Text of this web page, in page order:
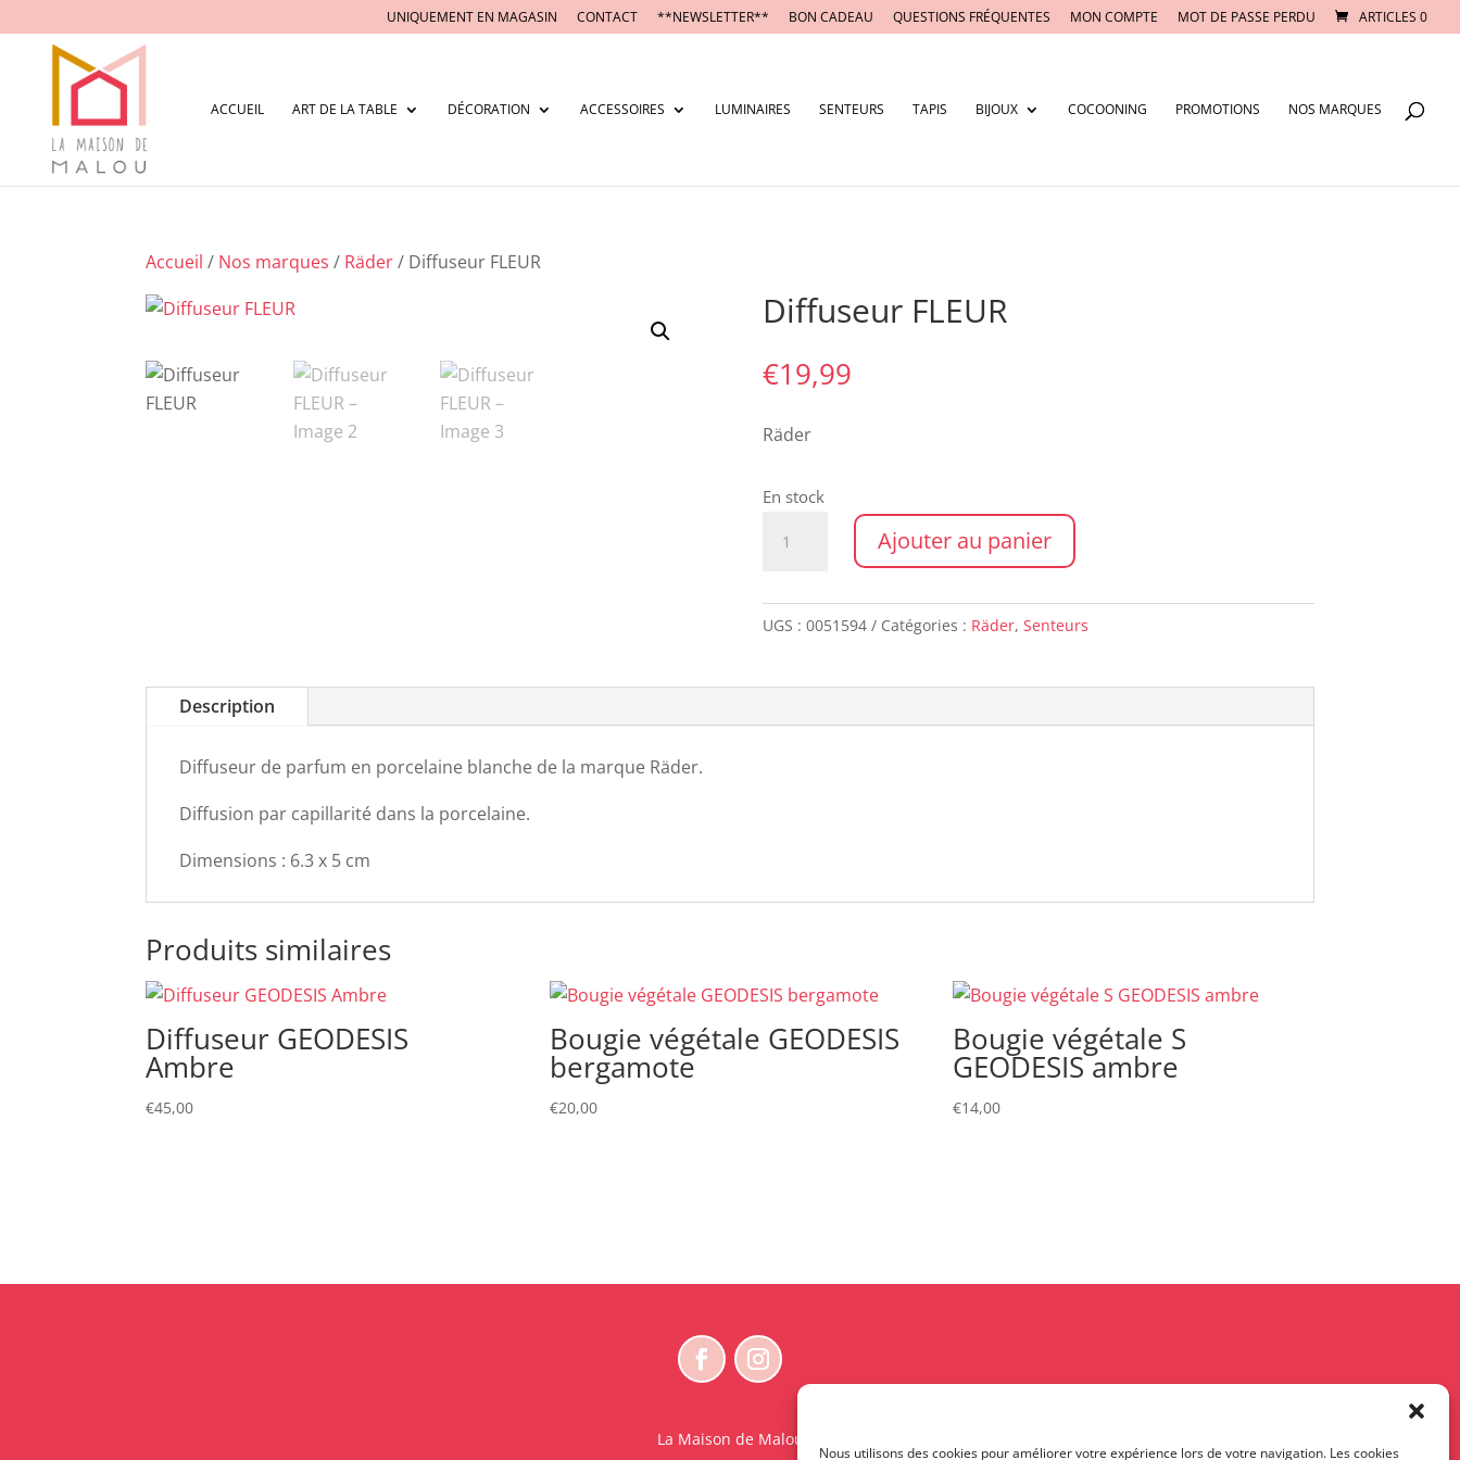
Nous utilisons des cookies pour améliorer votre expérience lors de votre navigation. Les cookies
UNIQUEMENT EN MAGASIN CONTACT **NEWSLETTER** BON CADEAU QUESTIONS FRÉQUENTES MON COMPTE MOT DE PASSE PERDU ARTICLES 0
ACCUEIL ART DE LA TABLE DÉCORATION ACCESSOIRES LUMINAIRES SENTEURS TAPIS BIJOUX COCOONING PROMOTIONS NOS MARQUES
Accueil / Nos marques / Räder/ Diffuseur FLEUR
Diffuseur FLEUR
€19,99
Räder
En stock
FLEUR
Ajouter au panier
UGS : 0051594 Catégories : Räder, Senteurs
Description
Diffuseur de parfum en porcelaine blanche de la marque Räder.
Diffusion par capillarité dans la porcelaine.
Dimensions : 6.3 x 5 cm
Produits similaires
Diffuseur GEODESIS
Ambre
€45,00
Bougie végétale GEODESIS
bergamote
€20,00
Bougie végétale S
GEODESIS ambre
€14,00
La Maison de Malou